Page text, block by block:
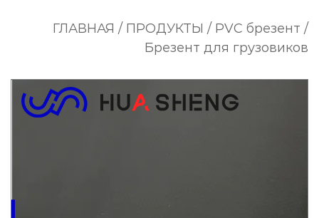
ГЛАВНАЯ / ПРОДУКТЫ / PVC брезент /
Брезент для грузовиков